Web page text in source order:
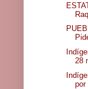
28
por